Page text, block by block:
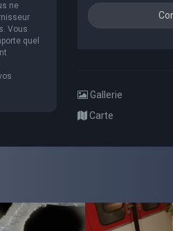
ne
Vous
quel
Gallerie
Carte